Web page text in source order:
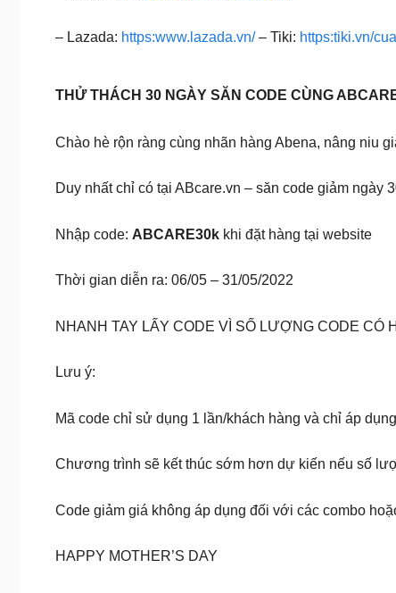
– Lazada: https:www.lazada.vn/– Tiki: https:tiki.vn/
THỬ THÁCH 30 NGÀY SĂN CODE CÙNG
Chào hè rộn ràng cùng nhãn hàng Abena, nâng niu
Duy nhất chỉ có tại ABcare.vn – săn code giảm
Nhập code: ABCARE30k khi đặt hàng tại website
Thời gian diễn ra: 06/05 – 31/05/2022
NHANH TAY LẤY CODE VÌ SỐ LƯỢNG CODE CÓ
Lưu ý:
Mã code chỉ sử dụng 1 lần/khách hàng và chỉ áp
Chương trình sẽ kết thúc sớm hơn dự kiến nếu số
Code giảm giá không áp dụng đối với các combo
HAPPY MOTHER’S DAY